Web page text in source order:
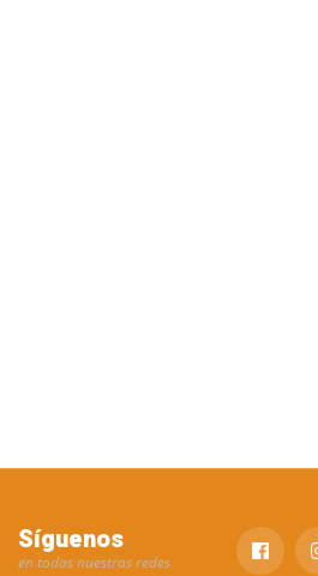
Síguenos
en todas nuestras redes